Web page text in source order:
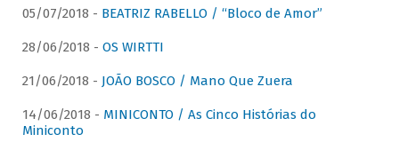
05/07/2018 - BEATRIZ RABELLO / “Bloco de Amor”
28/06/2018 - OS WIRTTI
21/06/2018 - JOÃO BOSCO / Mano Que Zuera
14/06/2018 - MINICONTO / As Cinco Histórias do
Miniconto